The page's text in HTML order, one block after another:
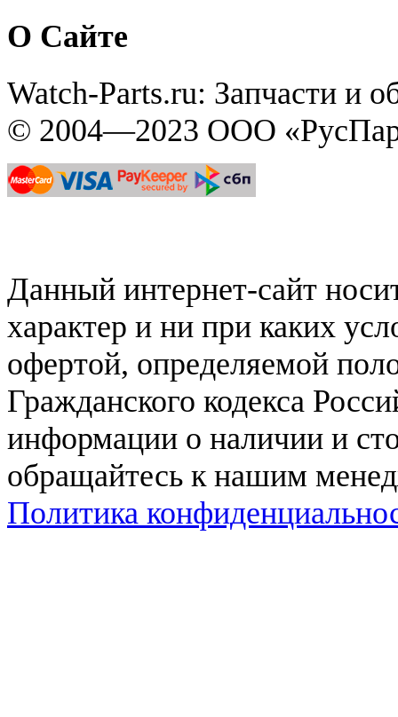
О Сайте
Watch-Parts.ru: Запчасти и
© 2004—2023 ООО
Данный интернет-сайт
характер и ни при каких
офертой, определяемой
Гражданского кодекса
информации о наличии и
обращайтесь к нашим
Политика